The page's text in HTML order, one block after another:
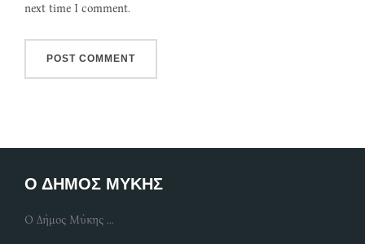
next time I comment.
Ο ΔΗΜΟΣ ΜΥΚΗΣ
Ο Δήμος Μύκης ...